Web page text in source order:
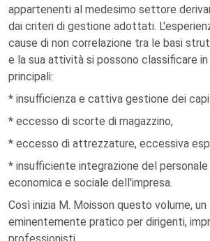
appartenenti al medesimo settore
dai criteri di gestione adottati.
cause di non correlazione tra le basi
e la sua attività si possono classificare in
principali:
* insufficienza e cattiva gestione dei
* eccesso di scorte di magazzino,
* eccesso di attrezzature, eccessiva
* insufficiente integrazione del
economica e sociale dell'impresa.
Così inizia M. Moisson questo volume,
eminentemente pratico per dirigenti,